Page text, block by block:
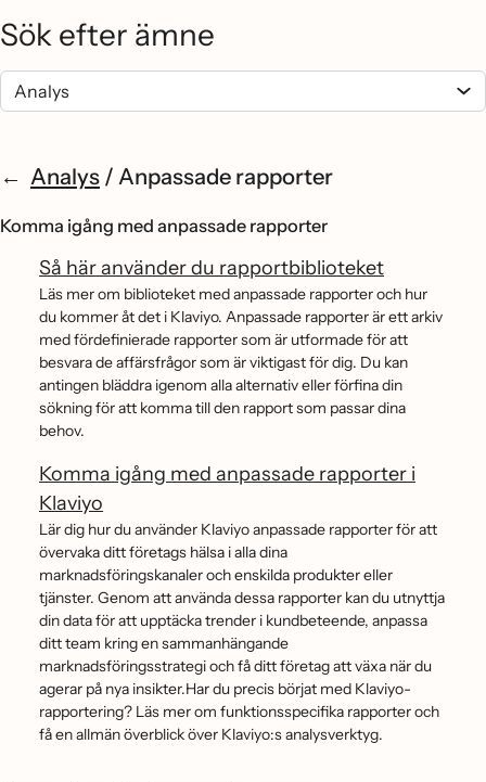
Sök efter ämne
Analys / Anpassade rapporter
Komma igång med anpassade rapporter
Så här använder du rapportbiblioteket
Läs mer om biblioteket med anpassade rapporter och hur
du kommer åt det i Klaviyo. Anpassade rapporter är ett arkiv
med fördefinierade rapporter som är utformade för att
besvara de affärsfrågor som är viktigast för dig. Du kan
antingen bläddra igenom alla alternativ eller förfina din
sökning för att komma till den rapport som passar dina
behov.
Komma igång med anpassade rapporter i
Klaviyo
Lär dig hur du använder Klaviyo anpassade rapporter för att
övervaka ditt företags hälsa i alla dina
marknadsföringskanaler och enskilda produkter eller
tjänster. Genom att använda dessa rapporter kan du utnyttja
din data för att upptäcka trender i kundbeteende, anpassa
ditt team kring en sammanhängande
marknadsföringsstrategi och få ditt företag att växa när du
agerar på nya insikter.Har du precis börjat med Klaviyo-
rapportering? Läs mer om funktionsspecifika rapporter och
få en allmän överblick över Klaviyo:s analysverktyg.